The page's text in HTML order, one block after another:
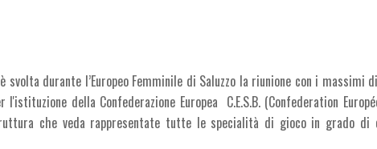
svolta durante l’Europeo Femminile di Saluzzo la riunione con i massimi
l'istituzione della Confederazione Europea C.E.S.B. (Confederation
che veda rappresentate tutte le specialità di gioco in grado di